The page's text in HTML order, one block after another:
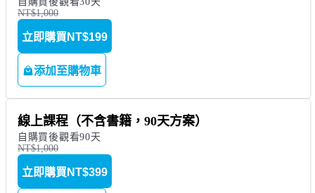
NT$1,000
立即購買 NT$199
添加至購物車
線上課程（不含書籍，90天方案）
自購買後觀看90天
NT$1,000
立即購買 NT$399